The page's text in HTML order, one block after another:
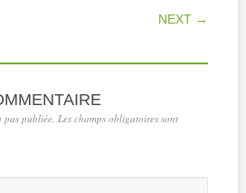
NEXT →
pas publiée. Les champs obligatoires sont